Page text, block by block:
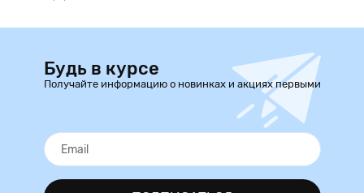
Будь в курсе
Получайте информацию о новинках и акциях первыми